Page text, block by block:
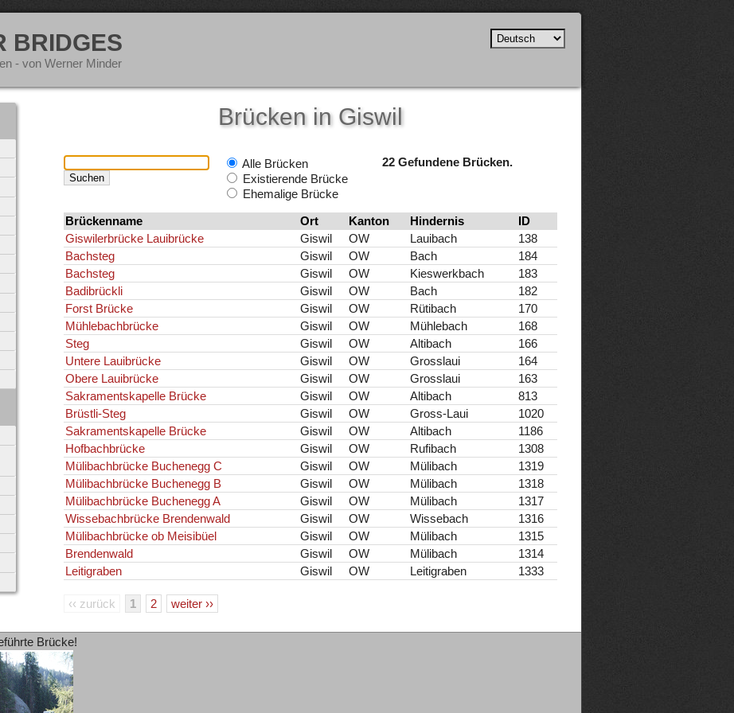
BRIDGES
- von Werner Minder
Brücken in Giswil
Alle Brücken
Existierende Brücke
Ehemalige Brücke
22 Gefundene Brücken.
Brückenname Ort Kanton Hindernis
ID
Giswilerbrücke Lauibrücke
Giswil OW Lauibach
138
Bachsteg
Giswil OW Bach
184
Bachsteg
Giswil OW Kieswerkbach
183
Badibrückli
Giswil OW Bach
182
Forst Brücke
Giswil OW Rütibach
170
Mühlebachbrücke
Giswil OW Mühlebach
168
Steg
Giswil OW Altibach
166
Untere Lauibrücke
Giswil OW Grosslaui
164
Obere Lauibrücke
Giswil OW Grosslaui
163
Sakramentskapelle Brücke
Giswil OW Altibach
813
Brüstli-Steg
Giswil OW Gross-Laui
1020
Sakramentskapelle Brücke
Giswil OW Altibach
1186
Hofbachbrücke
Giswil OW Rufibach
1308
Mülibachbrücke Buchenegg C
Giswil OW Mülibach
1319
Mülibachbrücke Buchenegg B
Giswil OW Mülibach
1318
Mülibachbrücke Buchenegg A
Giswil OW Mülibach
1317
Wissebachbrücke Brendenwald
Giswil OW Wissebach
1316
Mülibachbrücke ob Meisibüel
Giswil OW Mülibach
1315
Brendenwald
Giswil OW Mülibach
1314
Leitigraben
Giswil OW Leitigraben 1333
‹‹ zurück 1 2 weiter ››
Brücke!